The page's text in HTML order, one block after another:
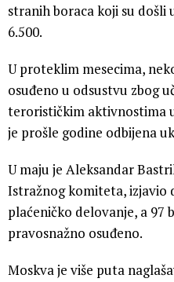
stranih boraca koji su
6.500.
U proteklim mesecima,
osuđeno u odsustvu zbog
terorističkim aktivnostima
je prošle godine odbijena
U maju je Aleksandar
Istražnog komiteta, izjavio
plaćeničko delovanje, a 97
pravosnažno osuđeno.
Moskva je više puta